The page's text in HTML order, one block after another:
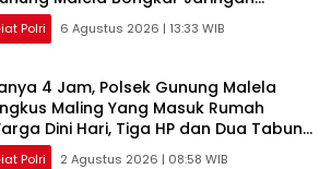
Sabu di Simalungun
Polri 6 Agustus 2026 | 13:33 WIB
4 Jam, Polsek Gunung Malela
Maling Yang Masuk Rumah
Dini Hari, Tiga HP dan Dua Tabung
Berhasil Diamankan
Polri 2 Agustus 2026 | 08:58 WIB